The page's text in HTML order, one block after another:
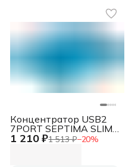
1 210 ₽1 513 ₽−20%
Концентратор USB2
7PORT SEPTIMA SLIM
83505 DEFENDER